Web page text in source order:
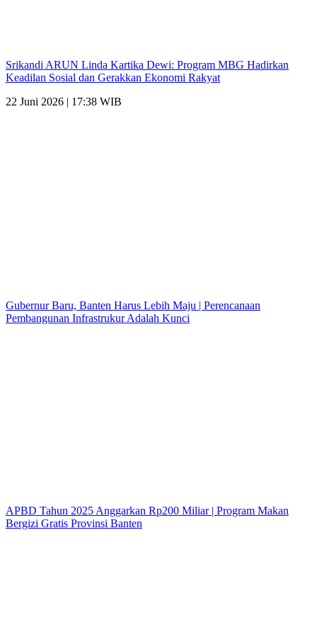
Srikandi ARUN Linda Kartika Dewi: Program MBG Hadirkan
Keadilan Sosial dan Gerakkan Ekonomi Rakyat
22 Juni 2026 | 17:38 WIB
Gubernur Baru, Banten Harus Lebih Maju | Perencanaan
Pembangunan Infrastrukur Adalah Kunci
APBD Tahun 2025 Anggarkan Rp200 Miliar | Program Makan
Bergizi Gratis Provinsi Banten